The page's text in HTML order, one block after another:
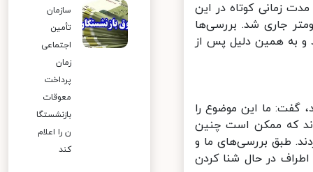
زمانی کوتاه در این
اتفاق افتاد و سیلابی به طول حدود ۴۵ تا ۴۷ کیلومتر جاری شد. بررسی‌ها
به همین دلیل پس از
گفت: ما این موضوع را
که ممکن است چنین
طبق بررسی‌های ما و
در حال شنا کردن
سازمان
تأمین
اجتماعی
زمان
پرداخت
معوقات
بازنشستگا
ن را اعلام
کند